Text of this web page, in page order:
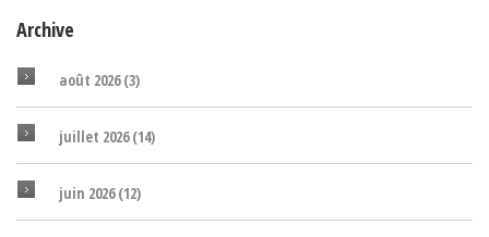
Archive
août 2026(3)
juillet 2026(14)
juin 2026(12)